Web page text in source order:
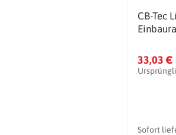
CB-Tec
33,03 €
Sofort